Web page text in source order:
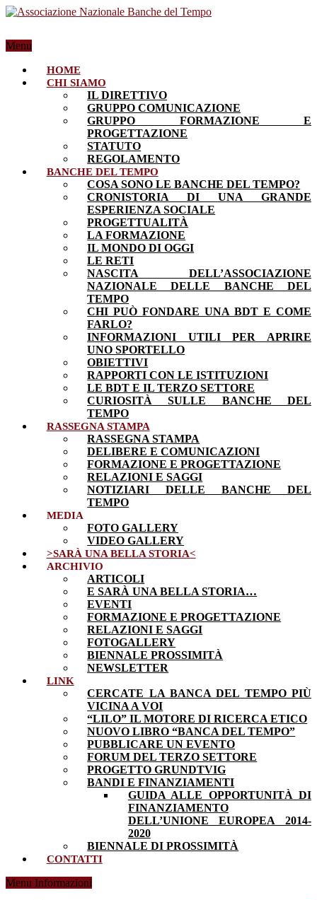
Menu
HOME
CHI SIAMO
IL DIRETTIVO
GRUPPO COMUNICAZIONE
GRUPPO FORMAZIONE E
PROGETTAZIONE
STATUTO
REGOLAMENTO
BANCHE DEL TEMPO
COSA SONO LE BANCHE DEL TEMPO?
CRONISTORIA DI UNA GRANDE
ESPERIENZA SOCIALE
PROGETTUALITÀ
LA FORMAZIONE
IL MONDO DI OGGI
LE RETI
NASCITA DELL’ASSOCIAZIONE
NAZIONALE DELLE BANCHE DEL
TEMPO
CHI PUÒ FONDARE UNA BDT E COME
FARLO?
INFORMAZIONI UTILI PER APRIRE
UNO SPORTELLO
OBIETTIVI
RAPPORTI CON LE ISTITUZIONI
LE BDT E IL TERZO SETTORE
CURIOSITÀ SULLE BANCHE DEL
TEMPO
RASSEGNA STAMPA
RASSEGNA STAMPA
DELIBERE E COMUNICAZIONI
FORMAZIONE E PROGETTAZIONE
RELAZIONI E SAGGI
NOTIZIARI DELLE BANCHE DEL
TEMPO
MEDIA
FOTO GALLERY
VIDEO GALLERY
>SARÀ UNA BELLA STORIA<
ARCHIVIO
ARTICOLI
E SARÀ UNA BELLA STORIA…
EVENTI
FORMAZIONE E PROGETTAZIONE
RELAZIONI E SAGGI
FOTOGALLERY
BIENNALE PROSSIMITÀ
NEWSLETTER
LINK
CERCATE LA BANCA DEL TEMPO PIÙ
VICINA A VOI
“LILO” IL MOTORE DI RICERCA ETICO
NUOVO LIBRO “BANCA DEL TEMPO”
PUBBLICARE UN EVENTO
FORUM DEL TERZO SETTORE
PROGETTO GRUNDTVIG
BANDI E FINANZIAMENTI
GUIDA ALLE OPPORTUNITÀ DI
FINANZIAMENTO
DELL’UNIONE EUROPEA 2014-
2020
BIENNALE DI PROSSIMITÀ
CONTATTI
Menu Informazioni